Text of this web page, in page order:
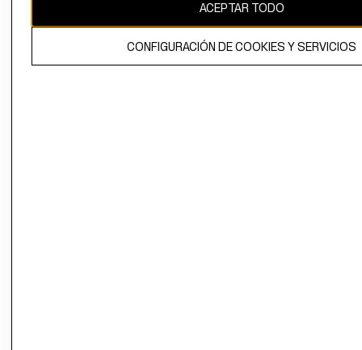
El contenido de esta página web está protegido por copyright y es
propiedad de H&M Hennes & Mauritz AB.
ACEPTAR TODO
CONFIGURACIÓN DE COOKIES Y SERVICIOS